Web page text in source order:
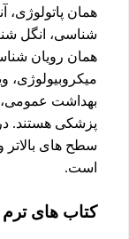
همان پاتولوژی،
شناسی، انگل
همان رویان
بهداشت
پزشکی هستند.
سطح های بالاتر
است.
کتاب های